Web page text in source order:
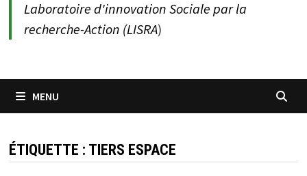
Laboratoire d'innovation Sociale par la
recherche-Action (LISRA)
MENU
ÉTIQUETTE : TIERS ESPACE